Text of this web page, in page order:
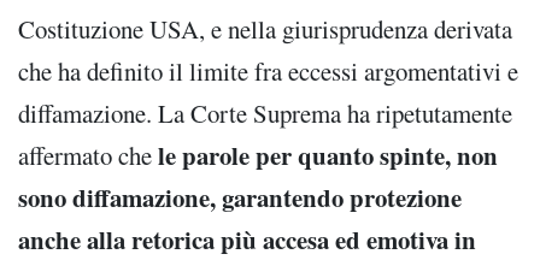
Costituzione USA, e nella giurisprudenza derivata
che ha definito il limite fra eccessi argomentativi e
diffamazione. La Corte Suprema ha ripetutamente
affermato chele parole per quanto spinte, non
sono diffamazione, garantendo protezione
anche alla retorica più accesa ed emotiva in